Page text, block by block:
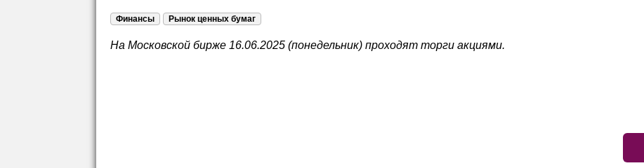
Финансы Рынок ценных бумаг
На Московской бирже 16.06.2025 (понедельник) проходят торги акциями.